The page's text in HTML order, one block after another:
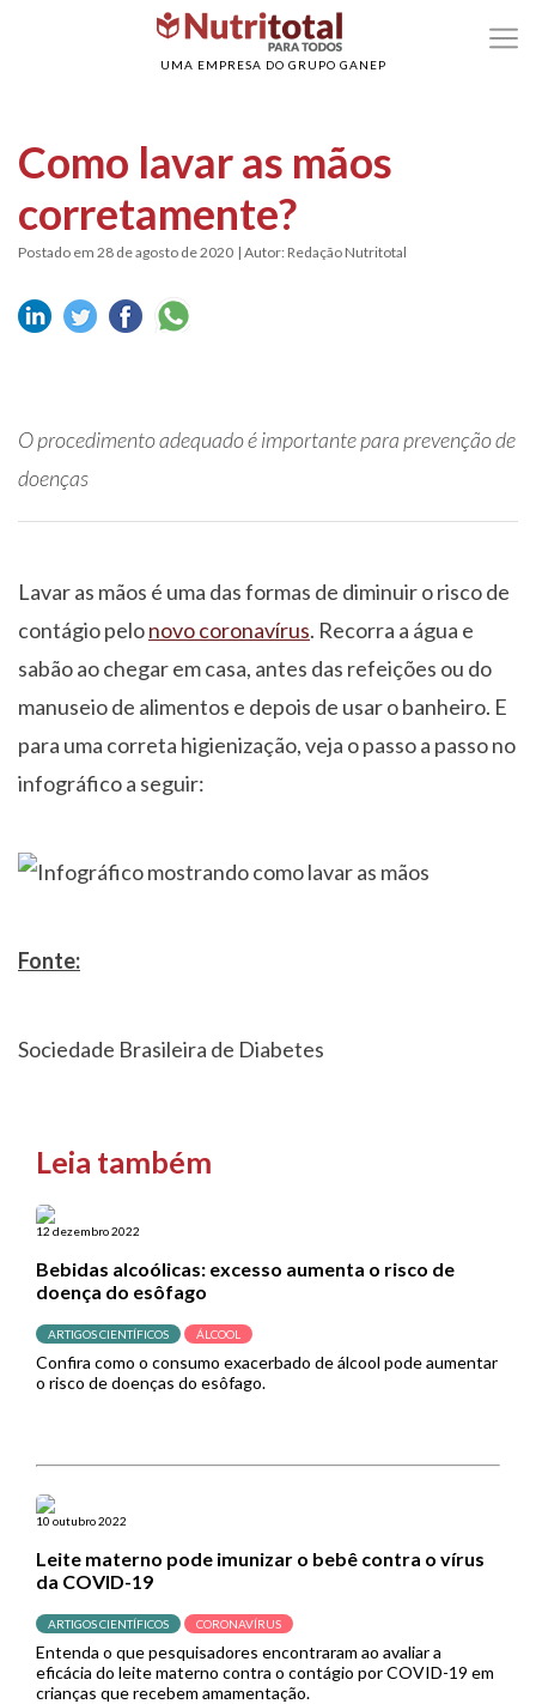
UMA EMPRESA DO GRUPO GANEP
Coronavírus>Como lavar as mãos corretamente?
Como lavar as mãos
corretamente?
Postado em 28 de agosto de 2020 | Autor: Redação Nutritotal
O procedimento adequado é importante para prevenção de
doenças
Lavar as mãos é uma das formas de diminuir o risco de
contágio pelonovo coronavírus. Recorra a água e
sabão ao chegar em casa, antes das refeições ou do
manuseio de alimentos e depois de usar o banheiro. E
para uma correta higienização, veja o passo a passo no
infográfico a seguir:
Fonte:
Sociedade Brasileira de Diabetes
Leia também
12 dezembro 2022
Bebidas alcoólicas: excesso aumenta o risco de
doença do esôfago
ARTIGOS CIENTÍFICOS ÁLCOOL
Confira como o consumo exacerbado de álcool pode aumentar
o risco de doenças do esôfago.
10 outubro 2022
Leite materno pode imunizar o bebê contra o vírus
da COVID-19
ARTIGOS CIENTÍFICOS CORONAVÍRUS
Entenda o que pesquisadores encontraram ao avaliar a
eficácia do leite materno contra o contágio por COVID-19 em
crianças que recebem amamentação.